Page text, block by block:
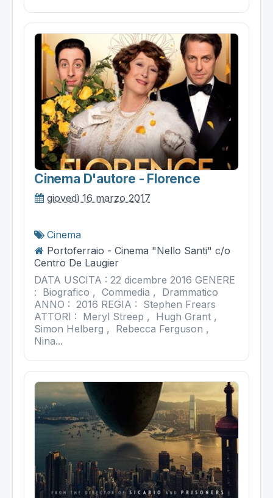
Cinema D'autore - Florence
giovedì 16 marzo 2017
Cinema
Portoferraio - Cinema "Nello Santi" c/o
Centro De Laugier
DATA USCITA : 22 dicembre 2016 GENERE
: Biografico , Commedia , Drammatico
ANNO : 2016 REGIA : Stephen Frears
ATTORI : Meryl Streep , Hugh Grant ,
Simon Helberg , Rebecca Ferguson ,
Nina...